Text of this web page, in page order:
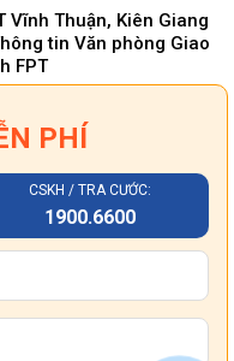
Vĩnh Thuận, Kiên Giang
tin Văn phòng Giao
FPT
PHÍ
CSKH / TRA CƯỚC:
1900.6600